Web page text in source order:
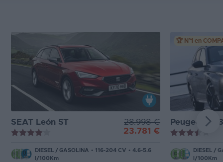
SEAT León ST
28.998 €
23.781 €
DIESEL / GASOLINA • 116-204 CV • 4.6-5.6
l/100Km
🏆 Nº1 en
Peugeot
DIESEL /
l/100Km